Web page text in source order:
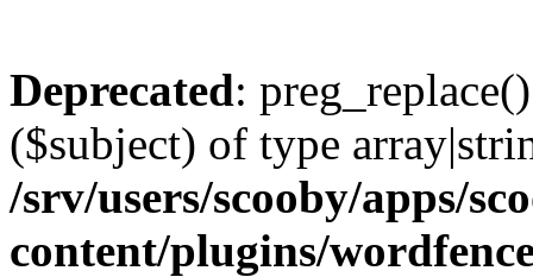
Deprecated:
($subject) of type
/srv/users/scooby/apps/
content/plugins/